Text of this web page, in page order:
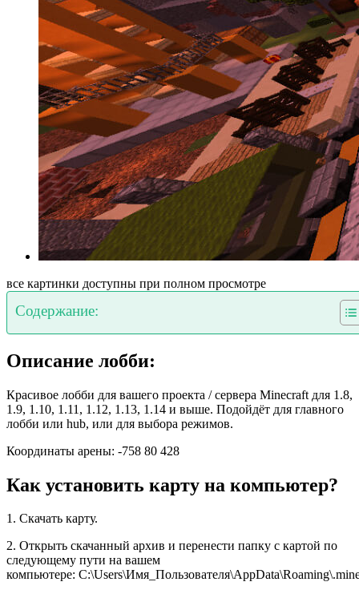
все картинки доступны при полном просмотре
Содержание:
Описание лобби:
Красивое лобби для вашего проекта / сервера Minecraft для 1.8,
1.9, 1.10, 1.11, 1.12, 1.13, 1.14 и выше. Подойдёт для главного
лобби или hub, или для выбора режимов.
Координаты арены: -758 80 428
Как установить карту на компьютер?
1. Скачать карту.
2. Открыть скачанный архив и перенести папку с картой по
следующему пути на вашем
компьютере: